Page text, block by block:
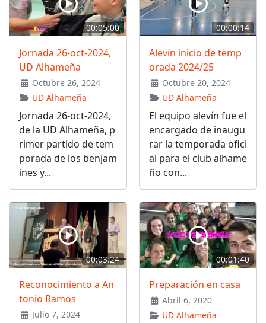
00:05:00
Jornada 26-oct-2024,
UD Alhameña
Octubre 26, 2024
UD Alhameña
Jornada 26-oct-2024,
de la UD Alhameña, p
rimer partido de tem
porada de los benjam
ines y...
00:00:14
Alevín inicio de temp
orada 2024/25
Octubre 20, 2024
UD Alhameña
El equipo alevín fue el
encargado de inaugu
rar la temporada ofici
al para el club alhame
ño con...
00:03:24
Reconocimiento a An
tonio Ramos
Julio 7, 2024
00:01:40
Preparación en casa
Abril 6, 2020
UD Alhameña